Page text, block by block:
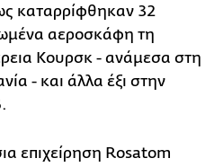
καταρρίφθηκαν 32
αεροσκάφη τη
Κουρσκ - ανάμεσα στη
- και άλλα έξι στην
επιχείρηση Rosatom